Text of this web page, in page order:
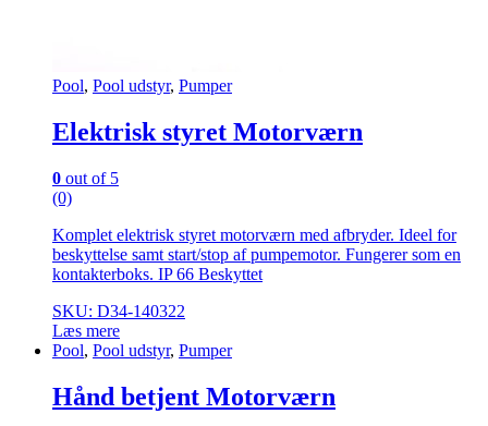
Pool, Pool udstyr, Pumper
Elektrisk styret Motorværn
0 out of 5
(0)
Komplet elektrisk styret motorværn med afbryder. Ideel for
beskyttelse samt start/stop af pumpemotor. Fungerer som en
kontakterboks. IP 66 Beskyttet
SKU: D34-140322
Læs mere
Pool, Pool udstyr, Pumper
Hånd betjent Motorværn